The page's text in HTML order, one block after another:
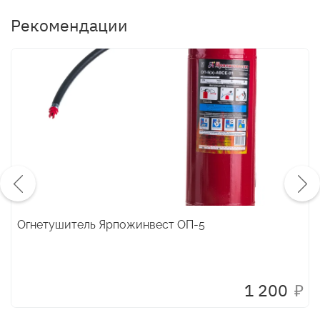
Рекомендации
Огнетушитель Ярпожинвест ОП-5
1 200 ₽